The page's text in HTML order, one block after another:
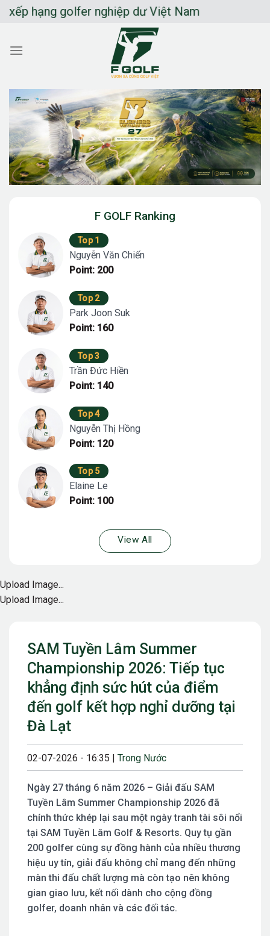
Chuyển
dung
nghiệp dư Việt Nam
SAM Tuyền Lâm Summer
Championship 2026: Tiếp tục
khẳng định sức hút của điểm
đến golf kết hợp nghỉ dưỡng tại
Đà Lạt
02-07-2026 - 16:35 | Trong Nước
Ngày 27 tháng 6 năm 2026 – Giải đấu SAM
Tuyền Lâm Summer Championship 2026 đã
chính thức khép lại sau một ngày tranh tài sôi nổi
tại SAM Tuyền Lâm Golf & Resorts. Quy tụ gần
200 golfer cùng sự đồng hành của nhiều thương
hiệu uy tín, giải đấu không chỉ mang đến những
màn thi đấu chất lượng mà còn tạo nên không
gian giao lưu, kết nối dành cho cộng đồng
golfer, doanh nhân và các đối tác.
F GOLF Ranking
Top 1
Nguyễn Văn Chiến
Point: 200
Top 2
Park Joon Suk
Point: 160
Top 3
Trần Đức Hiền
Point: 140
Top 4
Nguyễn Thị Hồng
Point: 120
Top 5
Elaine Le
Point: 100
View All
Upload Image...
Upload Image...